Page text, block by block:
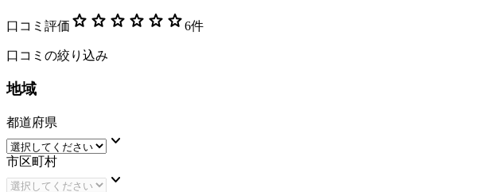
口コミ評価 star star star star star star6件
口コミの絞り込み
地域
都道府県
keyboard_arrow_down
市区町村
keyboard_arrow_down